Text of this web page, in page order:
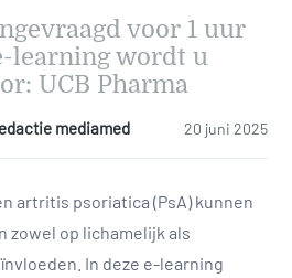
voor 1 uur
learning wordt u
UCB Pharma
mediamed 20 juni 2025
artritis psoriatica (PsA) kunnen
zowel op lichamelijk als
In deze e-learning